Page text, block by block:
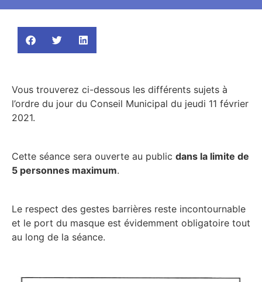
Vous trouverez ci-dessous les différents sujets à
l’ordre du jour du Conseil Municipal du jeudi 11 février
2021.
Cette séance sera ouverte au public dans la limite de
5 personnes maximum.
Le respect des gestes barrières reste incontournable
et le port du masque est évidemment obligatoire tout
au long de la séance.